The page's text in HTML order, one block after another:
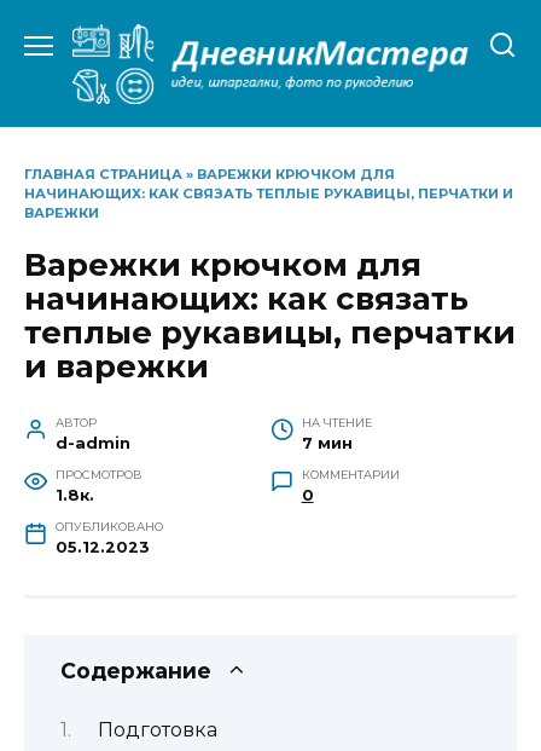
содержанию
ГЛАВНАЯ СТРАНИЦА » ВАРЕЖКИ КРЮЧКОМ ДЛЯ
НАЧИНАЮЩИХ: КАК СВЯЗАТЬ ТЕПЛЫЕ РУКАВИЦЫ, ПЕРЧАТКИ И
ВАРЕЖКИ
Варежки крючком для
начинающих: как связать
теплые рукавицы, перчатки
и варежки
АВТОР
d-admin
НА ЧТЕНИЕ
7 мин
ПРОСМОТРОВ
1.8к.
КОММЕНТАРИИ
0
ОПУБЛИКОВАНО
05.12.2023
Содержание
Подготовка